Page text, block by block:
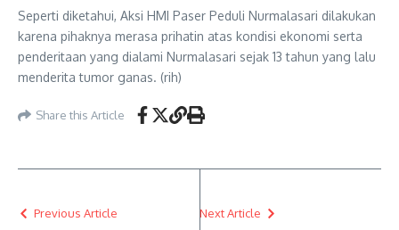
Seperti diketahui, Aksi HMI Paser Peduli Nurmalasari dilakukan
karena pihaknya merasa prihatin atas kondisi ekonomi serta
penderitaan yang dialami Nurmalasari sejak 13 tahun yang lalu
menderita tumor ganas. (rih)
Share this Article
Previous Article Next Article